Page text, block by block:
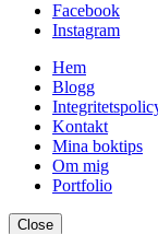
Facebook
Instagram
Hem
Blogg
Kontakt
Mina boktips
Om mig
Portfolio
Close